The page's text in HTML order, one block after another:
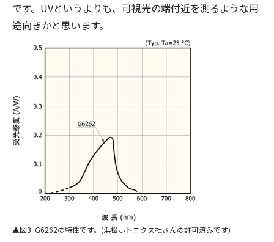
です。UVというよりも、可視光の端付近を測るような用
途向きかと思います。
図3. G6262の特性です。(浜松ホトニクス社さんの許可済みです)